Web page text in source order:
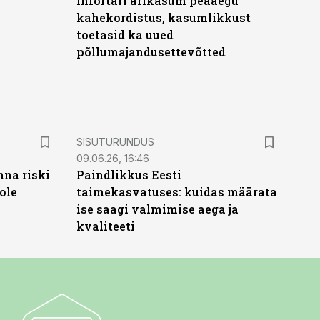
kahekordistus, kasumlikkust
toetasid ka uued
põllumajandusettevõtted
riski
ST
SISUTURUNDUS
09.06.26, 16:46
Paindlikkus Eesti
taimekasvatuses: kuidas määrata
ise saagi valmimise aega ja
kvaliteeti